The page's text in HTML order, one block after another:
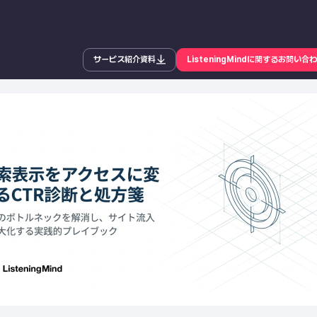
サービス紹介資料 ListeningMindに関するお問い合